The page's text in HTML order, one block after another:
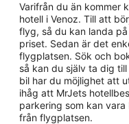
Varifrån du än kommer
hotell i Venoz. Till att
flyg, så du kan landa
priset. Sedan är det
flygplatsen. Sök och
så kan du själv ta dig
bil har du möjlighet att
ihåg att MrJets
parkering som kan
från flygplatsen.